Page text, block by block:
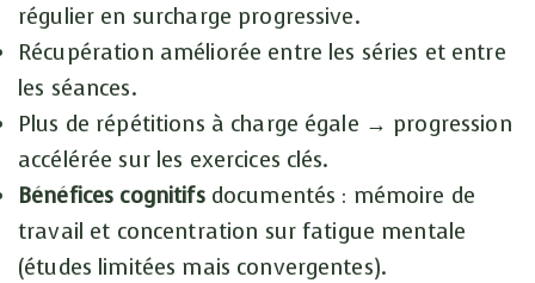
régulier en surcharge progressive.
Récupération améliorée entre les séries et entre
les séances.
Plus de répétitions à charge égale → progression
accélérée sur les exercices clés.
Bénéfices cognitifsdocumentés : mémoire de
travail et concentration sur fatigue mentale
(études limitées mais convergentes).